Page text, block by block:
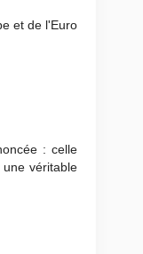
et de l'Euro
: celle
véritable